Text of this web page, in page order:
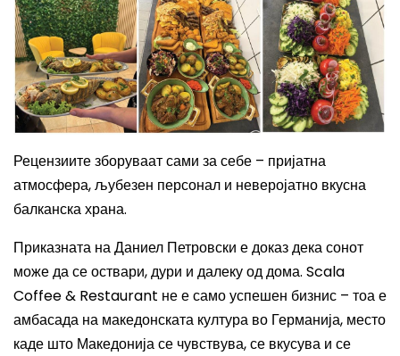
Рецензиите зборуваат сами за себе – пријатна
атмосфера, љубезен персонал и неверојатно вкусна
балканска храна.
Приказната на Даниел Петровски е доказ дека сонот
може да се оствари, дури и далеку од дома. Scala
Coffee & Restaurant не е само успешен бизнис – тоа е
амбасада на македонската култура во Германија, место
каде што Македонија се чувствува, се вкусува и се